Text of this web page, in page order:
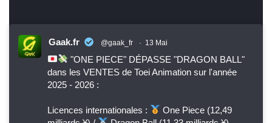
Gaak.fr @gaak_fr · 13 Mai
"ONE PIECE" DÉPASSE "DRAGON BALL"
dans les VENTES de Toei Animation sur l'année
2025 - 2026 :
Licences internationales :
One Piece (12,49